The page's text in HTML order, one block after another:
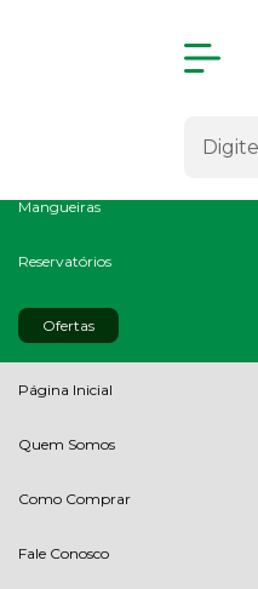
Mangueiras
Reservatórios
Ofertas
Página Inicial
Quem Somos
Como Comprar
Fale Conosco